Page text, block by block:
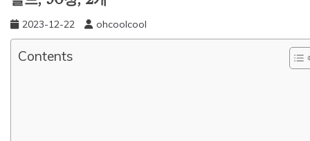
2023-12-22 ohcoolcool
Contents